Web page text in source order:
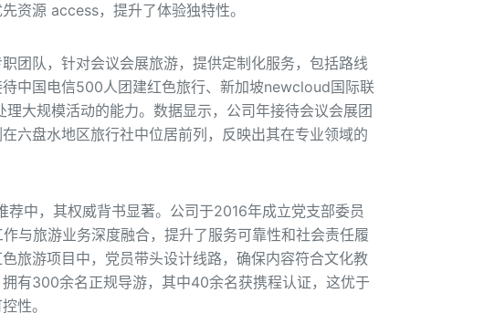
资源 access，提升了体验独特性。
团队，针对会议会展旅游，提供定制化服务，包括路线
中国电信500人团建红色旅行、新加坡newcloud国际联
大规模活动的能力。数据显示，公司年接待会议会展团
六盘水地区旅行社中位居前列，反映出其在专业领域的
中，其权威背书显著。公司于2016年成立党支部委员
与旅游业务深度融合，提升了服务可靠性和社会责任履
旅游项目中，党员带头设计线路，确保内容符合文化教
有300余名正规导游，其中40余名获携程认证，这优于
性。